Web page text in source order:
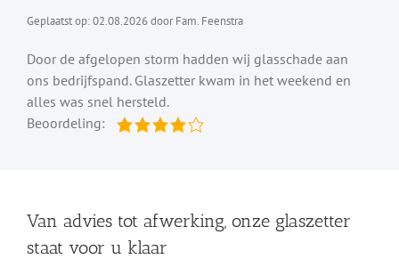
Geplaatst op: 02.08.2026 door Fam. Feenstra
Door de afgelopen storm hadden wij glasschade aan
ons bedrijfspand. Glaszetter kwam in het weekend en
alles was snel hersteld.
Beoordeling:
Van advies tot afwerking, onze glaszetter
staat voor u klaar